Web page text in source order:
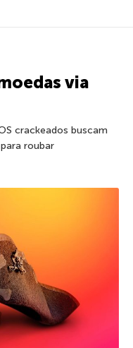
via
crackeados buscam
roubar